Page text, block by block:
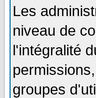
Les
niveau de
l'intégralité
groupes